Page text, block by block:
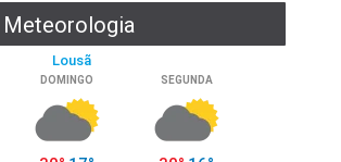
Meteorologia